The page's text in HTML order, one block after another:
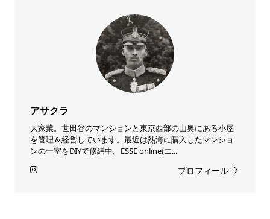
アサクラ
大家業。世田谷のマンションと東京西部の山奥にある小屋
を管理＆経営しています。最近は熱海に購入したマンショ
ンの一室をDIYで修繕中。ESSE online(エ...
プロフィール